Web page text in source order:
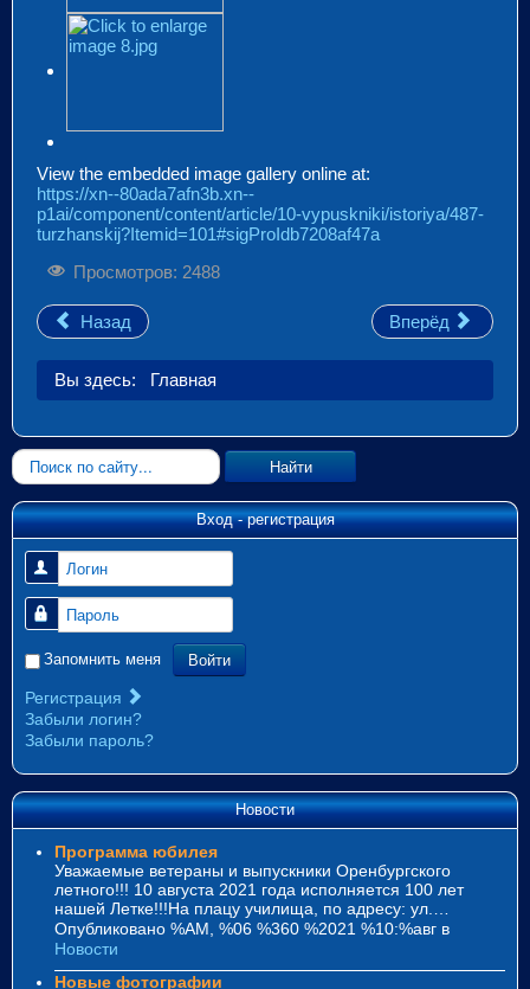
View the embedded image gallery online at:
https://xn--80ada7afn3b.xn--
p1ai/component/content/article/10-vypuskniki/istoriya/487-
turzhanskij?Itemid=101#sigProIdb7208af47a
Просмотров: 2488
Назад Вперёд
Вы здесь: Главная
Искать... Найти
Вход - регистрация
Логин
Пароль
Запомнить меня Войти
Регистрация
Забыли логин?
Забыли пароль?
Новости
Программа юбилея
Уважаемые ветераны и выпускники Оренбургского
летного!!! 10 августа 2021 года исполняется 100 лет
нашей Летке!!!На плацу училища, по адресу: ул.…
Опубликовано %AM, %06 %360 %2021 %10:%авг в
Новости
Новые фотографии